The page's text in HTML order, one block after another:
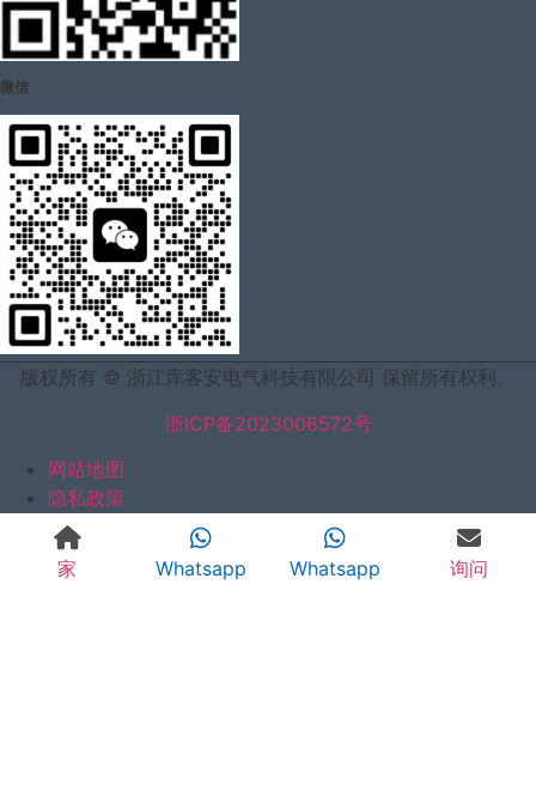
微信
版权所有 © 浙江库客安电气科技有限公司 保留所有权利。
浙ICP备2023006572号
网站地图
隐私政策
家 Whatsapp Whatsapp 询问